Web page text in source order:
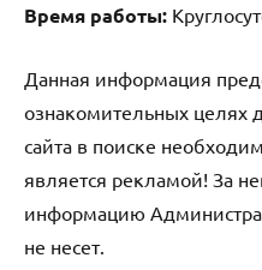
Время работы:
Данная информация
ознакомительных целях
сайта в поиске
является рекламой! За
информацию
не несет.